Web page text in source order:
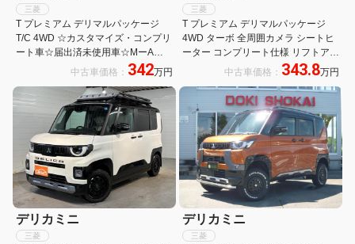
三菱
T プレミアム デリマルパッケージ
T/C 4WD ☆カスタマイズ・コンプリ
ート車☆届出済未使用車☆MーA
STYLEオリジナル・サイドデカール
TOYOオープンカントリーホワイト
レター☆パワースライドドア
☆2.0ETC
中古車価格： 342万円
三菱
T プレミアム デリマルパッケージ
4WD ターボ 全周囲カメラ シートヒ
ーター コンプリート仕様 リフトアッ
プ フロントバンパーガード マットフ
ラップ マフラーカッター 社外アルミ
GEORANDAR XーATタイヤ ルーフ
キャリア
中古車価格： 343.8万円
デリカミニ
三菱
デリカミニ
三菱